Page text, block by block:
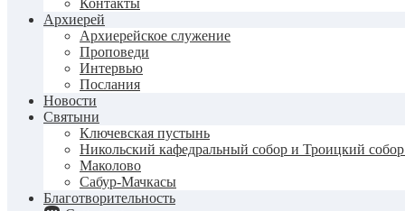
Контакты
Архиерей
Архиерейское служение
Проповеди
Интервью
Послания
Новости
Святыни
Ключевская пустынь
Никольский кафедральный собор и Троицкий собор
Маколово
Сабур-Мачкасы
Благотворительность